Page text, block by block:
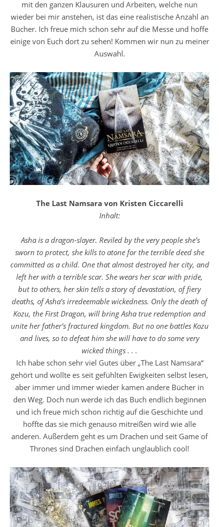
mit den ganzen Klausuren und Arbeiten, welche nun
wieder bei mir anstehen, ist das eine realistische Anzahl an
Bücher. Ich freue mich schon sehr auf die Messe und hoffe
einige von Euch dort zu sehen! Kommen wir nun zu meiner
Auswahl.
The Last Namsara von Kristen Ciccarelli
Inhalt:
Asha is a dragon-slayer. Reviled by the very people she’s
sworn to protect, she kills to atone for the terrible deed she
committed as a child. One that almost destroyed her city, and
left her with a terrible scar. She wears her scar with pride,
but to others, her skin tells a story of devastation, of fiery
deaths, of Asha’s irredeemable wickedness. Only the death of
Kozu, the First Dragon, will bring Asha true redemption and
unite her father’s fractured kingdom. But no one battles Kozu
and lives, so to defeat him she will have to do some very
wicked things . . .
Ich habe schon sehr viel Gutes über „The Last Namsara“
gehört und wollte es seit gefühlten Ewigkeiten selbst lesen,
aber immer und immer wieder kamen andere Bücher in
den Weg. Doch nun werde ich das Buch endlich beginnen
und ich freue mich schon richtig auf die Geschichte und
hoffte das sie mich genauso mitreißen wird wie alle
anderen. Außerdem geht es um Drachen und seit Game of
Thrones sind Drachen einfach unglaublich cool!